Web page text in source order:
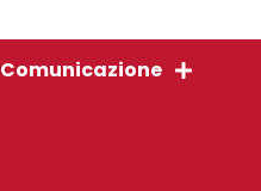
Comunicazione